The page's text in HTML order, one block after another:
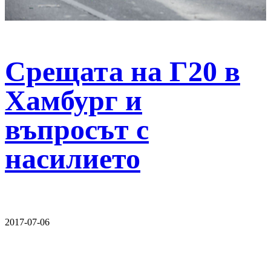
Срещата на Г20 в
Хамбург и
въпросът с
насилието
2017-07-06